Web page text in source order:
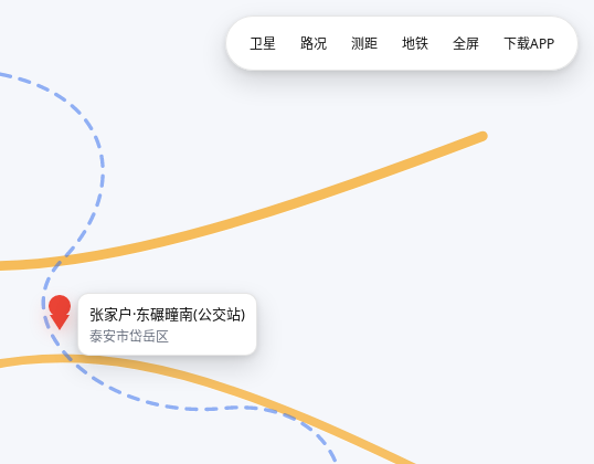
张家户·东碾疃南(公交站)
泰安市岱岳区
卫星 路况 测距 地铁 全屏 下载APP